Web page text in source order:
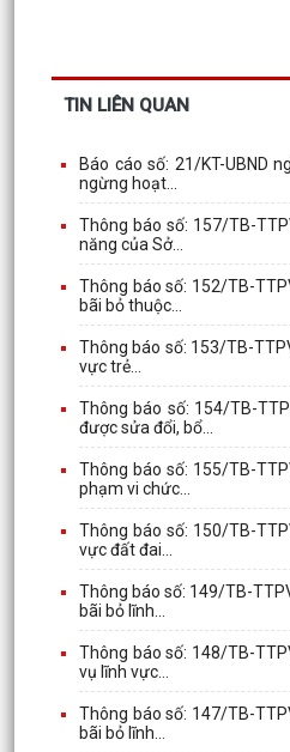
TIN LIÊN QUAN
Báo cáo số: 21/KT-UBND
ngừng hoạt...
Thông báo số: 157/TB-
năng của Sở...
Thông báo số: 152/TB-
bãi bỏ thuộc...
Thông báo số: 153/TB-
vực trẻ...
Thông báo số: 154/TB-
được sửa đổi, bổ...
Thông báo số: 155/TB-
phạm vi chức...
Thông báo số: 150/TB-
vực đất đai...
Thông báo số: 149/TB-
bãi bỏ lĩnh...
Thông báo số: 148/TB-
vụ lĩnh vực...
Thông báo số: 147/TB-
bãi bỏ lĩnh...